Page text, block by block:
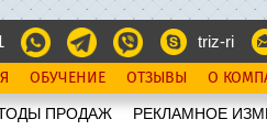
triz-ri
ОБУЧЕНИЕ ОТЗЫВЫ О
ПРОДАЖ РЕКЛАМНОЕ